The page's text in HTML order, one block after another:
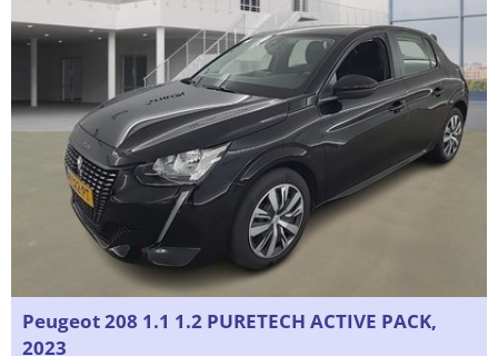
Peugeot 208 1.1 1.2 PURETECH ACTIVE PACK,
2023